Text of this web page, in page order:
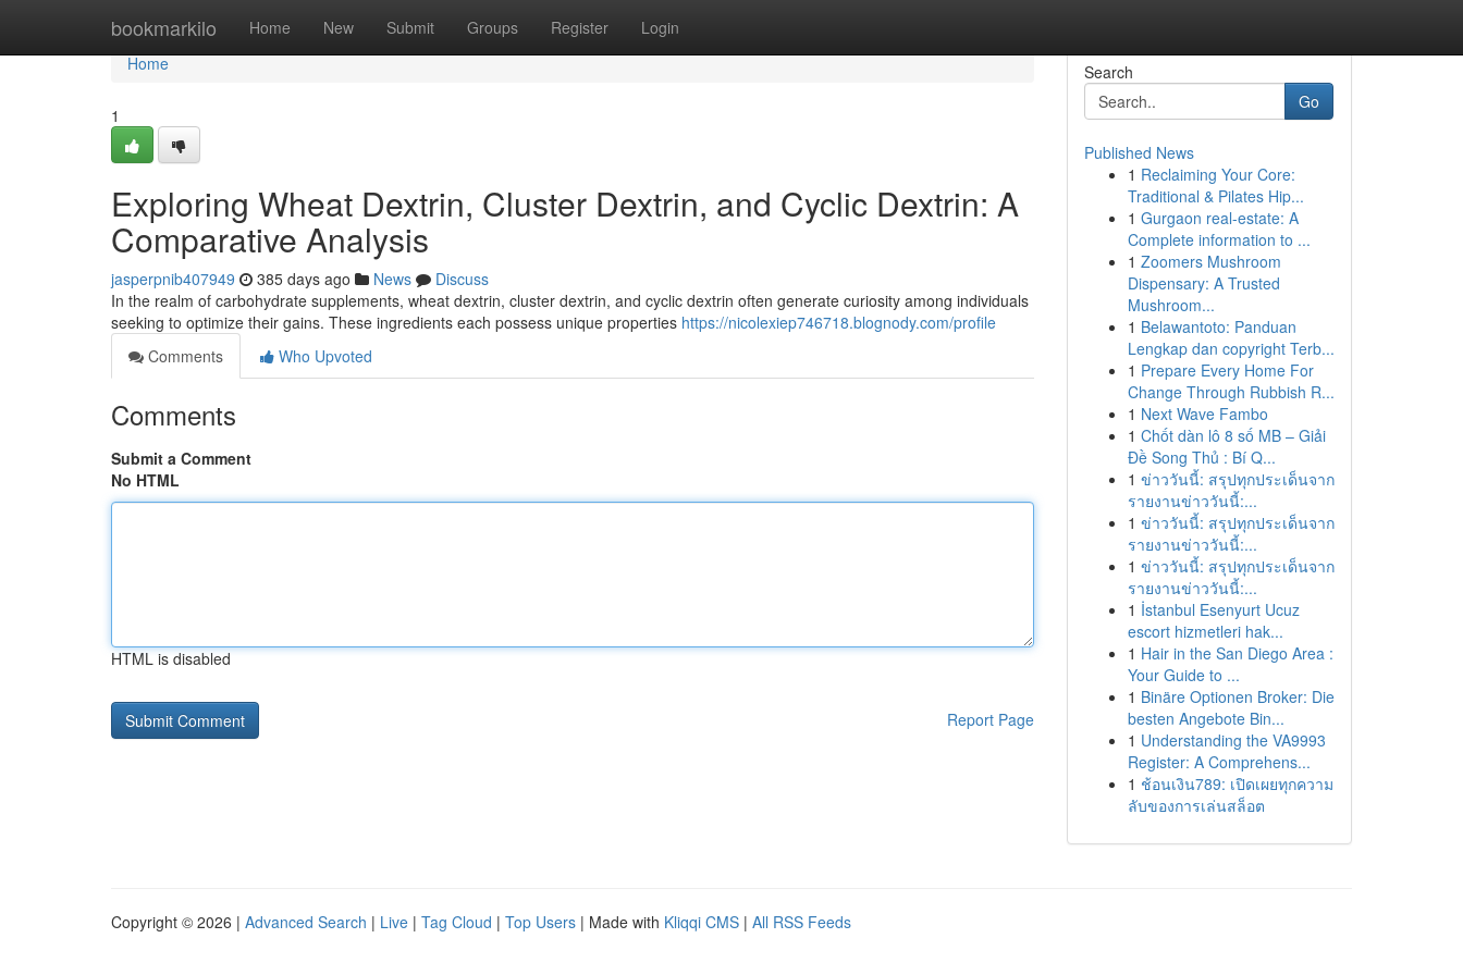
bookmarkilo Home New Submit Groups Register Login
Home
Home
1
Exploring Wheat Dextrin, Cluster Dextrin, and Cyclic Dextrin: A
Comparative Analysis
jasperpnib407949 385 days ago News
Discuss
In the realm of carbohydrate supplements, wheat dextrin, cluster dextrin, and cyclic dextrin often generate curiosity among individuals
seeking to optimize their gains. These ingredients each possess unique properties https://nicolexiep746718.blognody.com/profile
Comments
Who Upvoted
Comments
Submit a Comment
No HTML
HTML is disabled
Report Page
Search
Go
Published News
1 Reclaiming Your Core:
Traditional & Pilates Hip...
1 Gurgaon real-estate: A
Complete information to ...
1 Zoomers Mushroom
Dispensary: A Trusted
Mushroom...
1 Belawantoto: Panduan
Lengkap dan copyright Terb...
1 Prepare Every Home For
Change Through Rubbish R...
1 Next Wave Fambo
1 Chốt dàn lô 8 số MB – Giải
Đề Song Thủ : Bí Q...
1 ข่าววันนี้: สรุปทุกประเด็นจาก
รายงานข่าววันนี้:...
1 ข่าววันนี้: สรุปทุกประเด็นจาก
รายงานข่าววันนี้:...
1 ข่าววันนี้: สรุปทุกประเด็นจาก
รายงานข่าววันนี้:...
1 İstanbul Esenyurt Ucuz
escort hizmetleri hak...
1 Hair in the San Diego Area :
Your Guide to ...
1 Binäre Optionen Broker: Die
besten Angebote Bin...
1 Understanding the VA9993
Register: A Comprehens...
1 ช้อนเงิน789: เปิดเผยทุกความ
ลับของการเล่นสล็อต
Copyright © 2026 | Advanced Search | Live | Tag Cloud | Top Users | Made with Kliqqi CMS | All RSS Feeds